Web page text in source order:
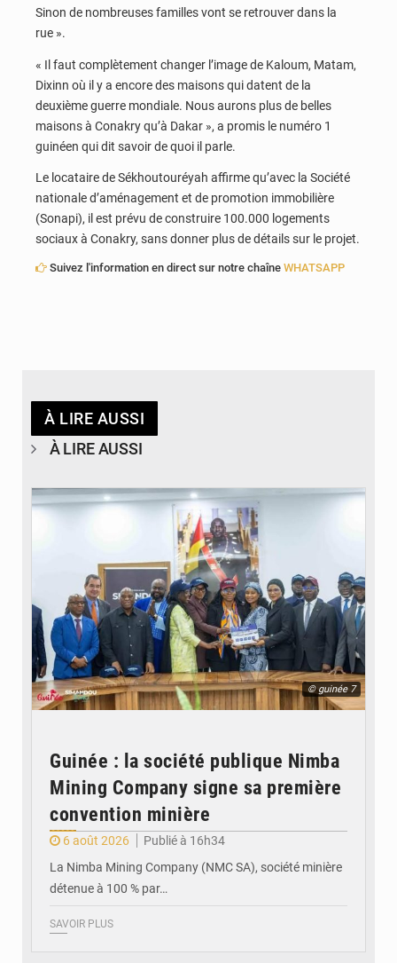
Sinon de nombreuses familles vont se retrouver dans la
rue ».
« Il faut complètement changer l’image de Kaloum, Matam,
Dixinn où il y a encore des maisons qui datent de la
deuxième guerre mondiale. Nous aurons plus de belles
maisons à Conakry qu’à Dakar », a promis le numéro 1
guinéen qui dit savoir de quoi il parle.
Le locataire de Sékhoutouréyah affirme qu’avec la Société
nationale d’aménagement et de promotion immobilière
(Sonapi), il est prévu de construire 100.000 logements
sociaux à Conakry, sans donner plus de détails sur le projet.
Suivez l'information en direct sur notre chaîne WHATSAPP
À LIRE AUSSI
À LIRE AUSSI
© guinée 7
Guinée : la société publique Nimba
Mining Company signe sa première
convention minière
6 août 2026
Publié à 16h34
La Nimba Mining Company (NMC SA), société minière
détenue à 100 % par…
SAVOIR PLUS